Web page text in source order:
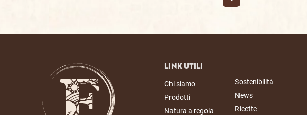
Link Utili
Chi siamo
Prodotti
Natura a regola
Sostenibilità
News
Ricette